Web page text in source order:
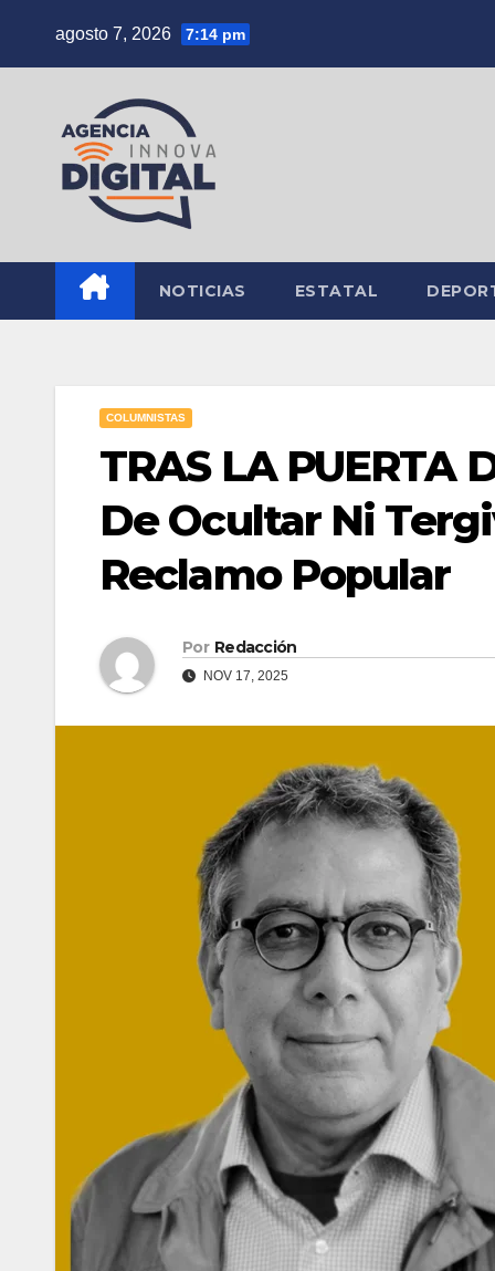
agosto 7, 2026 7:14 pm
NOTICIAS ESTATAL
COLUMNISTAS
TRAS LA PUERTA
De Ocultar Ni
Reclamo Popular
Por Redacción
NOV 17, 2025